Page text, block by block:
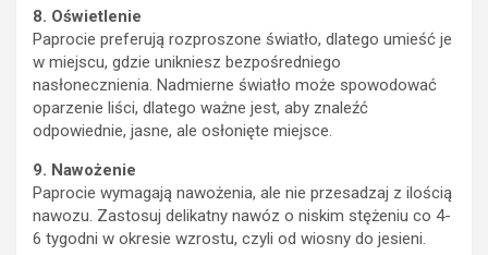
8. Oświetlenie
Paprocie preferują rozproszone światło, dlatego umieść je
w miejscu, gdzie unikniesz bezpośredniego
nasłonecznienia. Nadmierne światło może spowodować
oparzenie liści, dlatego ważne jest, aby znaleźć
odpowiednie, jasne, ale osłonięte miejsce.
9. Nawożenie
Paprocie wymagają nawożenia, ale nie przesadzaj z ilością
nawozu. Zastosuj delikatny nawóz o niskim stężeniu co 4-
6 tygodni w okresie wzrostu, czyli od wiosny do jesieni.